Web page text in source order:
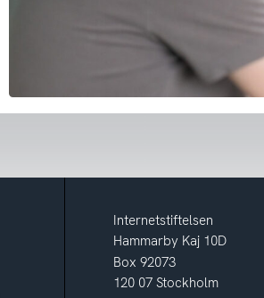
Internetstiftelsen
Hammarby Kaj 10D
Box 92073
120 07 Stockholm